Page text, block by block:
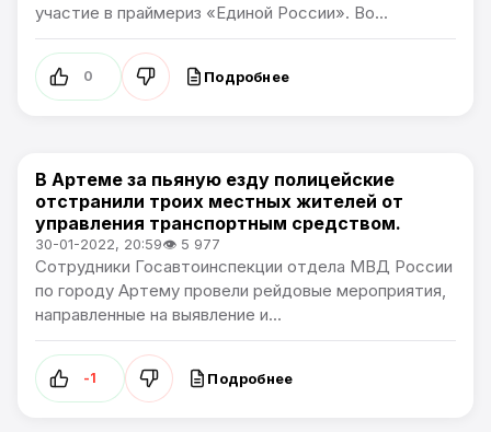
участие в праймериз «Единой России». Во...
0 Подробнее
Политика
В Артеме за пьяную езду полицейские
отстранили троих местных жителей от
управления транспортным средством.
30-01-2022, 20:59👁 5 977
Сотрудники Госавтоинспекции отдела МВД России
по городу Артему провели рейдовые мероприятия,
направленные на выявление и...
-1 Подробнее